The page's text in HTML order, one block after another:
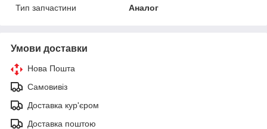
Тип запчастини
Аналог
Умови доставки
Нова Пошта
Самовивіз
Доставка кур'єром
Доставка поштою